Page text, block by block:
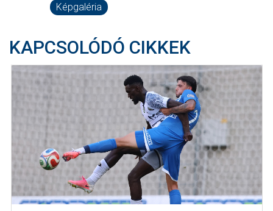
Képgaléria
KAPCSOLÓDÓ CIKKEK